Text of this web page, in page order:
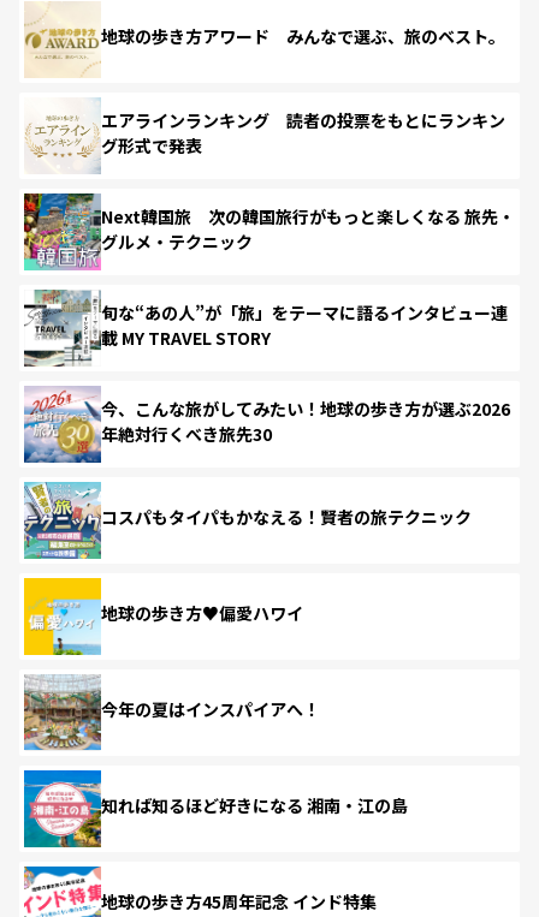
地球の歩き方アワード みんなで選ぶ、旅のベスト。
エアラインランキング 読者の投票をもとにランキン
グ形式で発表
Next韓国旅 次の韓国旅行がもっと楽しくなる 旅先・
グルメ・テクニック
旬な“あの人”が「旅」をテーマに語るインタビュー連
載 MY TRAVEL STORY
今、こんな旅がしてみたい！地球の歩き方が選ぶ2026
年絶対行くべき旅先30
コスパもタイパもかなえる！賢者の旅テクニック
地球の歩き方♥偏愛ハワイ
今年の夏はインスパイアへ！
知れば知るほど好きになる 湘南・江の島
地球の歩き方45周年記念 インド特集